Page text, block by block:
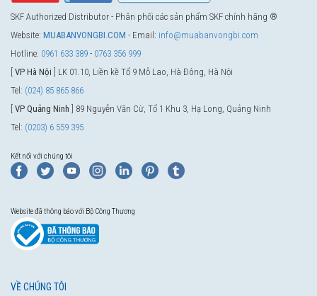
SKF Authorized Distributor - Phân phối các sản phẩm SKF chính hãng ®
Website: MUABANVONGBI.COM - Email: info@muabanvongbi.com
Hotline: 0961 633 389 - 0763 356 999
VP Hà Nội ] LK 01.10, Liền kề Tổ 9 Mỗ Lao, Hà Đông, Hà Nội
Tel: (024) 85 865 866
VP Quảng Ninh ] 89 Nguyễn Văn Cừ, Tổ 1 Khu 3, Hạ Long, Quảng Ninh
Tel: (0203) 6 559 395
Kết nối với chúng tôi
Website đã thông báo với Bộ Công Thương
VỀ CHÚNG TÔI